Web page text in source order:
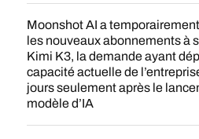
Moonshot AI a
les nouveaux abonnements à
Kimi K3, la demande ayant
capacité actuelle de
jours seulement après le
modèle d’IA